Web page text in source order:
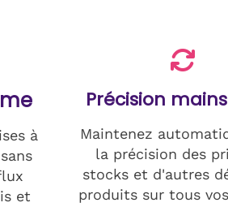
à
et
Précision
Maintenez
la précision des
stocks et d'autres
produits sur tous